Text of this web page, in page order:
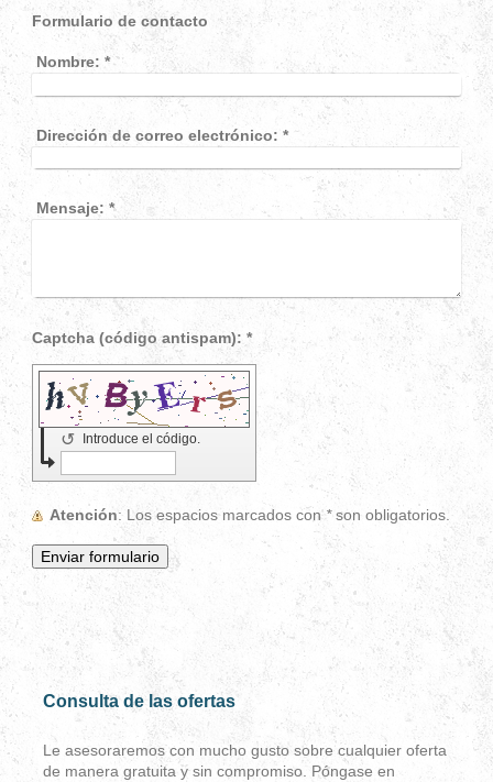
Formulario de contacto
Nombre: *
Dirección de correo electrónico: *
Mensaje: *
Captcha (código antispam): *
Introduce el código.
↺
Atención : Los espacios marcados con*son obligatorios.
Consulta de las ofertas
Le asesoraremos con mucho gusto sobre cualquier oferta
de manera gratuita y sin compromiso. Póngase en